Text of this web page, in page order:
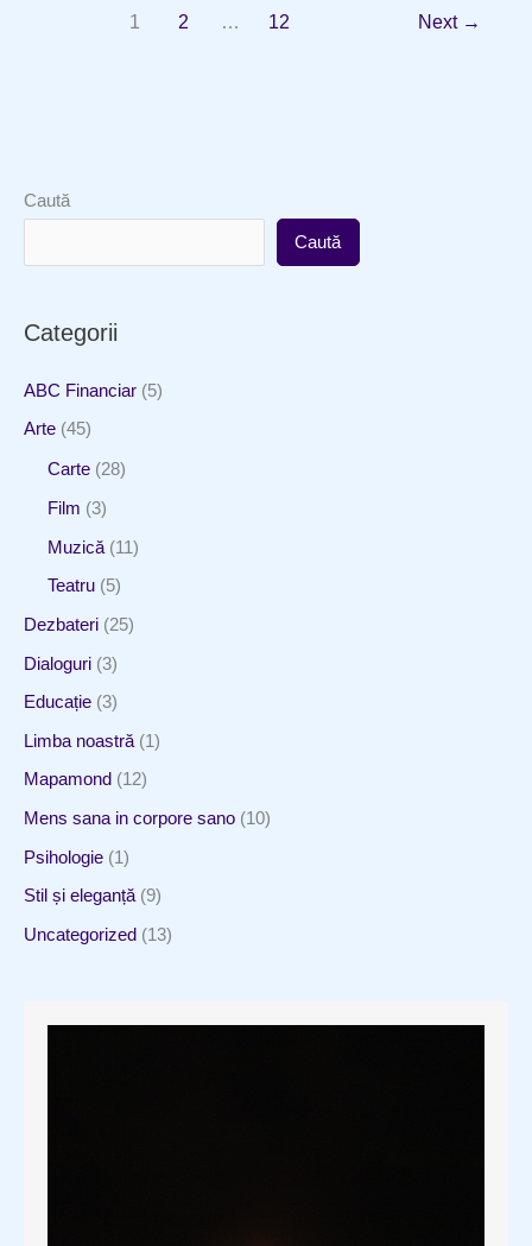
1 2 … 12 Next →
Caută
Caută
Categorii
ABC Financiar (5)
Arte (45)
Carte (28)
Film (3)
Muzică (11)
Teatru (5)
Dezbateri (25)
Dialoguri (3)
Educație (3)
Limba noastră (1)
Mapamond (12)
Mens sana in corpore sano (10)
Psihologie (1)
Stil și eleganță(9)
Uncategorized (13)